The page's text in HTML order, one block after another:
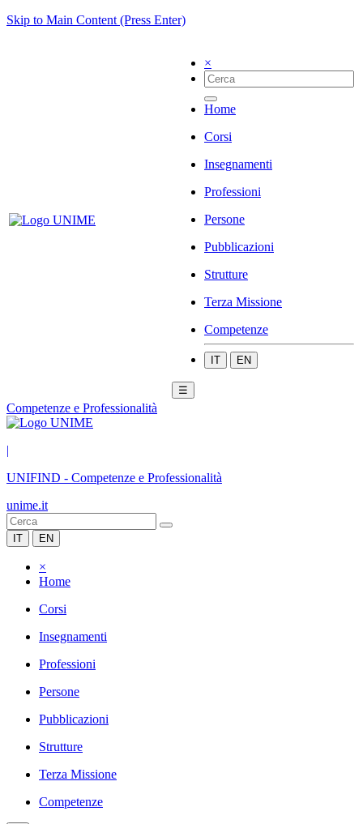
Skip to Main Content (Press Enter)
×
Home
Corsi
Insegnamenti
Professioni
Persone
Pubblicazioni
Strutture
Terza Missione
Competenze
IT EN
☰
Competenze e Professionalità
|
UNIFIND - Competenze e Professionalità
unime.it
IT EN
×
Home
Corsi
Insegnamenti
Professioni
Persone
Pubblicazioni
Strutture
Terza Missione
Competenze